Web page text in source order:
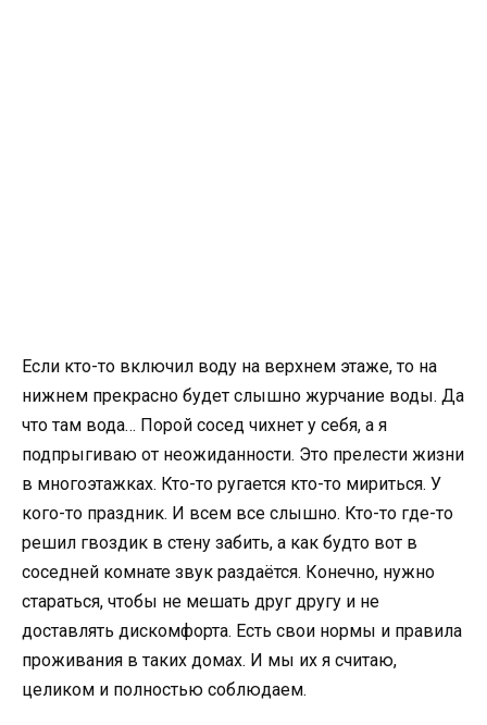
Если кто-то включил воду на верхнем этаже, то на
нижнем прекрасно будет слышно журчание воды. Да
что там вода… Порой сосед чихнет у себя, а я
подпрыгиваю от неожиданности. Это прелести жизни
в многоэтажках. Кто-то ругается кто-то мириться. У
кого-то праздник. И всем все слышно. Кто-то где-то
решил гвоздик в стену забить, а как будто вот в
соседней комнате звук раздаётся. Конечно, нужно
стараться, чтобы не мешать друг другу и не
доставлять дискомфорта. Есть свои нормы и правила
проживания в таких домах. И мы их я считаю,
целиком и полностью соблюдаем.